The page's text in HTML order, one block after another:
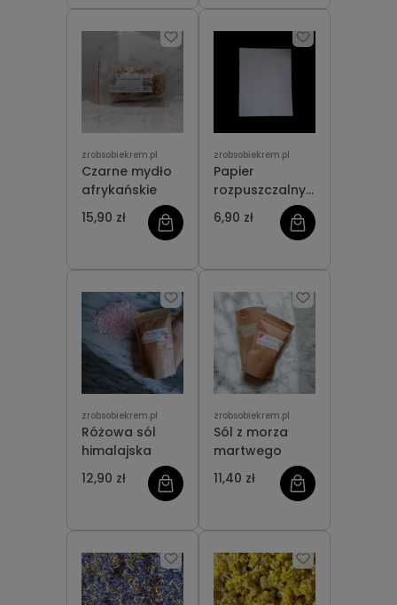
zrobsobiekrem.pl
Czarne mydło
afrykańskie
15,90 zł
zrobsobiekrem.pl
Papier
rozpuszczalny
w wodzie
6,90 zł
zrobsobiekrem.pl
Różowa sól
himalajska
12,90 zł
zrobsobiekrem.pl
Sól z morza
martwego
11,40 zł